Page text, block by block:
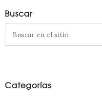
Buscar
Categorías